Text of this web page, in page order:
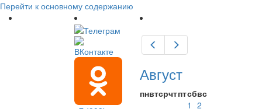
Перейти к основному содержанию
Предыдущий
Август
пнвтсрчтптсбвс
1 2